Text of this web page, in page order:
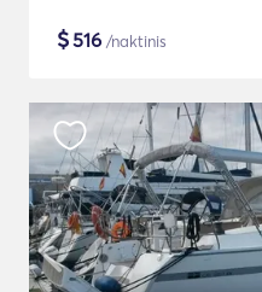
$516 /naktinis